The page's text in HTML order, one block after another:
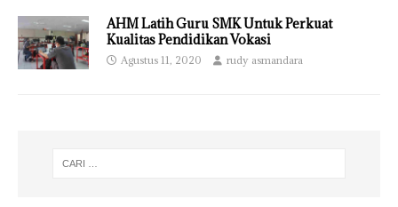
AHM Latih Guru SMK Untuk Perkuat
Kualitas Pendidikan Vokasi
Agustus 11, 2020 rudy asmandara